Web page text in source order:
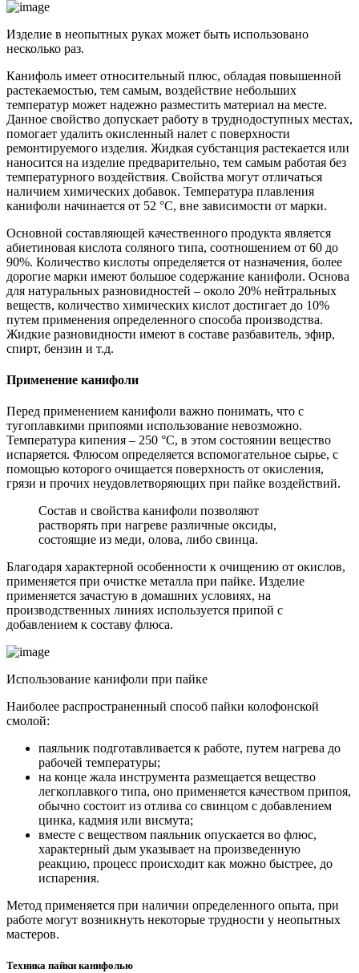
Изделие в неопытных руках может быть использовано
несколько раз.
Канифоль имеет относительный плюс, обладая повышенной
растекаемостью, тем самым, воздействие небольших
температур может надежно разместить материал на месте.
Данное свойство допускает работу в труднодоступных местах,
помогает удалить окисленный налет с поверхности
ремонтируемого изделия. Жидкая субстанция растекается или
наносится на изделие предварительно, тем самым работая без
температурного воздействия. Свойства могут отличаться
наличием химических добавок. Температура плавления
канифоли начинается от 52 °C, вне зависимости от марки.
Основной составляющей качественного продукта является
абиетиновая кислота соляного типа, соотношением от 60 до
90%. Количество кислоты определяется от назначения, более
дорогие марки имеют большое содержание канифоли. Основа
для натуральных разновидностей – около 20% нейтральных
веществ, количество химических кислот достигает до 10%
путем применения определенного способа производства.
Жидкие разновидности имеют в составе разбавитель, эфир,
спирт, бензин и т.д.
Применение канифоли
Перед применением канифоли важно понимать, что с
тугоплавкими припоями использование невозможно.
Температура кипения – 250 °C, в этом состоянии вещество
испаряется. Флюсом определяется вспомогательное сырье, с
помощью которого очищается поверхность от окисления,
грязи и прочих неудовлетворяющих при пайке воздействий.
Состав и свойства канифоли позволяют
растворять при нагреве различные оксиды,
состоящие из меди, олова, либо свинца.
Благодаря характерной особенности к очищению от окислов,
применяется при очистке металла при пайке. Изделие
применяется зачастую в домашних условиях, на
производственных линиях используется припой с
добавлением к составу флюса.
Использование канифоли при пайке
Наиболее распространенный способ пайки колофонской
смолой:
паяльник подготавливается к работе, путем нагрева до
рабочей температуры;
на конце жала инструмента размещается вещество
легкоплавкого типа, оно применяется качеством припоя,
обычно состоит из отлива со свинцом с добавлением
цинка, кадмия или висмута;
вместе с веществом паяльник опускается во флюс,
характерный дым указывает на произведенную
реакцию, процесс происходит как можно быстрее, до
испарения.
Метод применяется при наличии определенного опыта, при
работе могут возникнуть некоторые трудности у неопытных
мастеров.
Техника пайки канифолью